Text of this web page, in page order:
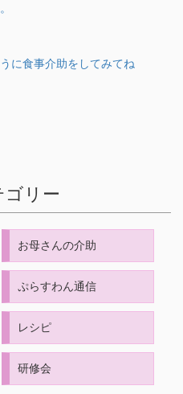
に食事介助をしてみてね
ゴリー
お母さんの介助
ぷらすわん通信
レシピ
研修会